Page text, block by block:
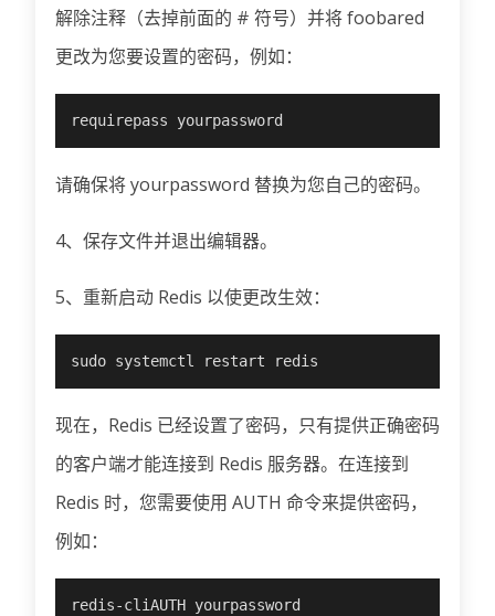
解除注释（去掉前面的 # 符号）并将 foobared
更改为您要设置的密码，例如：
requirepass yourpassword
请确保将 yourpassword 替换为您自己的密码。
4、保存文件并退出编辑器。
5、重新启动 Redis 以使更改生效：
sudo systemctl restart redis
现在，Redis 已经设置了密码，只有提供正确密码
的客户端才能连接到 Redis 服务器。在连接到
Redis 时，您需要使用 AUTH 命令来提供密码，
例如：
redis-cliAUTH yourpassword